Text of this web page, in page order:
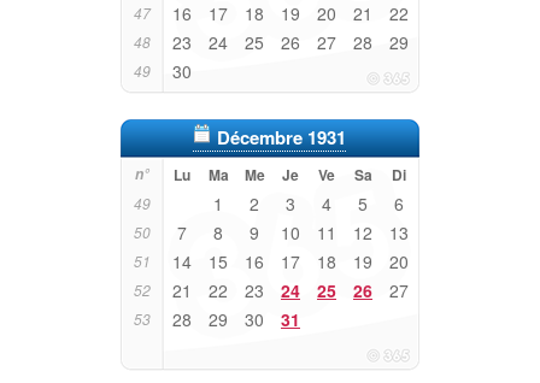
47 16 17 18 19 20 21 22
48 23 24 25 26 27 28 29
49 30
Décembre 1931
n° Lu Ma Me Je Ve Sa Di
49 1 2 3 4 5 6
50 7 8 9 10 11 12 13
51 14 15 16 17 18 19 20
52 21 22 23 24 25 26 27
53 28 29 30 31